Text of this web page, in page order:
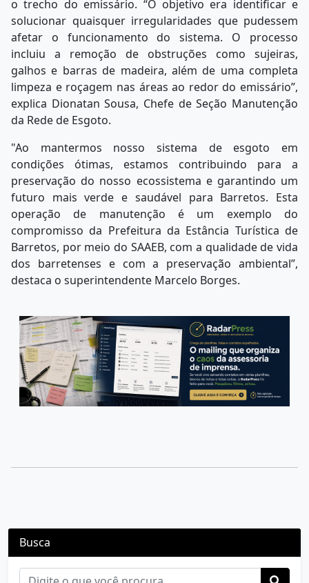
o trecho do emissário. “O objetivo era identificar e
solucionar quaisquer irregularidades que pudessem
afetar o funcionamento do sistema. O processo
incluiu a remoção de obstruções como sujeiras,
galhos e barras de madeira, além de uma completa
limpeza e roçagem nas áreas ao redor do emissário”,
explica Dionatan Sousa, Chefe de Seção Manutenção
da Rede de Esgoto.
"Ao mantermos nosso sistema de esgoto em
condições ótimas, estamos contribuindo para a
preservação do nosso ecossistema e garantindo um
futuro mais verde e saudável para Barretos. Esta
operação de manutenção é um exemplo do
compromisso da Prefeitura da Estância Turística de
Barretos, por meio do SAAEB, com a qualidade de vida
dos barretenses e com a preservação ambiental”,
destaca o superintendente Marcelo Borges.
Busca